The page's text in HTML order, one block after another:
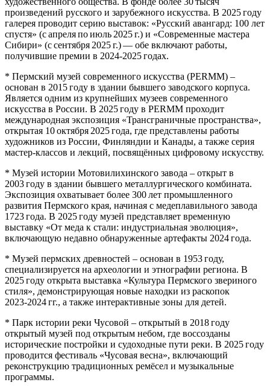
произведений русского и зарубежного искусства. В 2025 году
галерея проводит серию выставок: «Русский авангард: 100 лет
спустя» (с апреля по июль 2025 г.) и «Современные мастера
Сибири» (с сентября 2025 г.) — обе включают работы,
получившие премии в 2024‑2025 годах.
* Пермский музей современного искусства (PERMM) –
основан в 2015 году в здании бывшего заводского корпуса.
Является одним из крупнейших музеев современного
искусства в России. В 2025 году в PERMM проходит
международная экспозиция «Трансграничные пространства»,
открытая 10 октября 2025 года, где представлены работы
художников из России, Финляндии и Канады, а также серия
мастер‑классов и лекций, посвящённых цифровому искусству.
* Музей истории Мотовилихинского завода – открыт в
2003 году в здании бывшего металлургического комбината.
Экспозиция охватывает более 300 лет промышленного
развития Пермского края, начиная с медеплавильного завода
1723 года. В 2025 году музей представляет временную
выставку «От меда к стали: индустриальная эволюция»,
включающую недавно обнаруженные артефакты 2024 года.
* Музей пермских древностей – основан в 1953 году,
специализируется на археологии и этнографии региона. В
2025 году открыта выставка «Культура Пермского звериного
стиля», демонстрирующая новые находки из раскопок
2023‑2024 гг., а также интерактивные зоны для детей.
* Парк истории реки Чусовой – открытый в 2018 году
открытый музей под открытым небом, где воссозданы
исторические постройки и судоходные пути реки. В 2025 году
проводится фестиваль «Чусовая весна», включающий
реконструкцию традиционных ремёсел и музыкальные
программы.